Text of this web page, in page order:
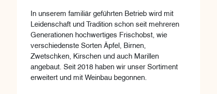
In unserem familiär geführten Betrieb wird mit
Leidenschaft und Tradition schon seit mehreren
Generationen hochwertiges Frischobst, wie
verschiedenste Sorten Äpfel, Birnen,
Zwetschken, Kirschen und auch Marillen
angebaut. Seit 2018 haben wir unser Sortiment
erweitert und mit Weinbau begonnen.